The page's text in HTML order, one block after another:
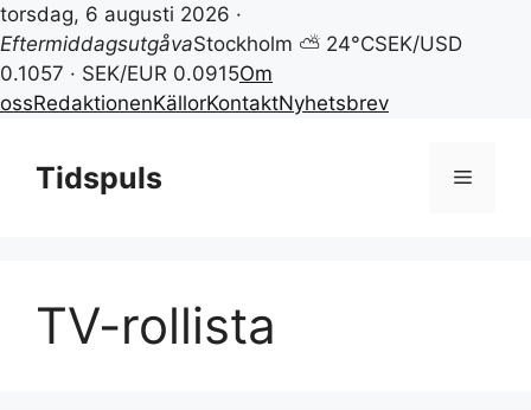
torsdag, 6 augusti 2026 ·
EftermiddagsutgåvaStockholm ⛅ 24°CSEK/USD
0.1057 · SEK/EUR 0.0915Om
ossRedaktionenKällorKontaktNyhetsbrev
innehållTidspuls Meny
TV-rollista